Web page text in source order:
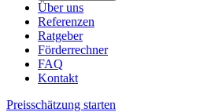
Über uns
Referenzen
Ratgeber
Förderrechner
FAQ
Kontakt
Preisschätzung starten